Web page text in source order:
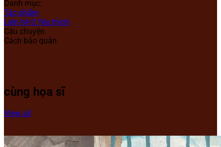
Danh mục:
Tác phẩm
Liên hệ 0 Yêu thích
Câu chuyện
Cách bảo quản
cùng họa sĩ
View all